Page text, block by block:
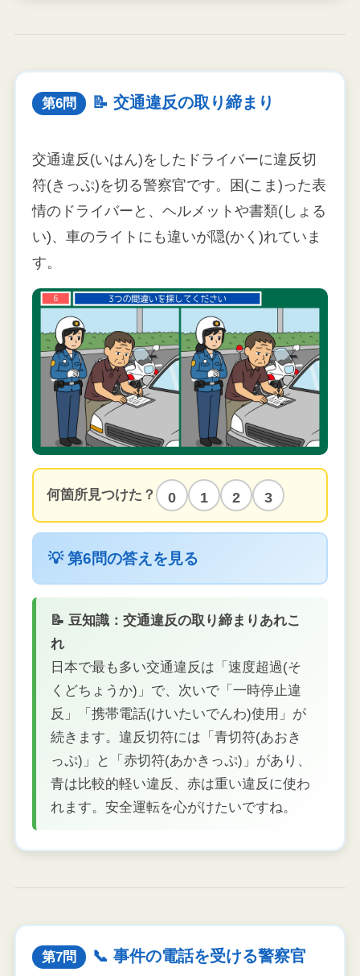
第6問 📝 交通違反の取り締まり
交通違反(いはん)をしたドライバーに違反切
符(きっぷ)を切る警察官です。困(こま)った表
情のドライバーと、ヘルメットや書類(しょる
い)、車のライトにも違いが隠(かく)れていま
す。
何箇所見つけた？ 0 1 2 3
💡 第6問の答えを見る
📝 豆知識：交通違反の取り締まりあれこ
れ
日本で最も多い交通違反は「速度超過(そ
くどちょうか)」で、次いで「一時停止違
反」「携帯電話(けいたいでんわ)使用」が
続きます。違反切符には「青切符(あおき
っぷ)」と「赤切符(あかきっぷ)」があり、
青は比較的軽い違反、赤は重い違反に使わ
れます。安全運転を心がけたいですね。
第7問 📞 事件の電話を受ける警察官